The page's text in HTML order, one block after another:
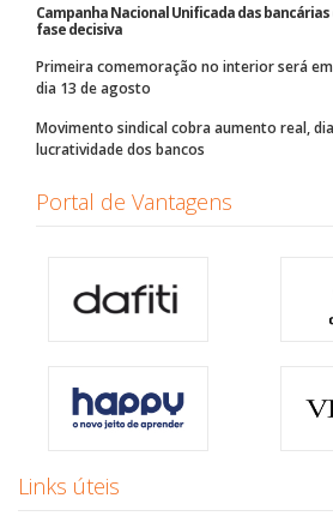
Campanha Nacional Unificada das
fase decisiva
Primeira comemoração no interior será em
dia 13 de agosto
Movimento sindical cobra aumento real,
lucratividade dos bancos
Portal de Vantagens
Links úteis